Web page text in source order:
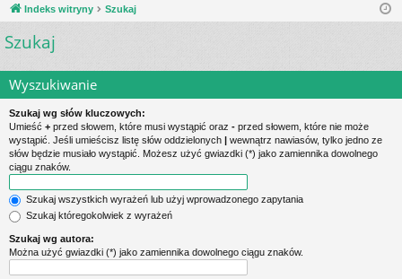
C
K
IN
K
S
a ej
Indeks witryny Szukaj
Szukaj
Wyszukiwanie
Szukaj wg słów kluczowych:
Umieść + przed słowem, które musi wystąpić oraz - przed słowem, które nie może
wystąpić. Jeśli umieścisz listę słów oddzielonych | wewnątrz nawiasów, tylko jedno ze
słów będzie musiało wystąpić. Możesz użyć gwiazdki (*) jako zamiennika dowolnego
ciągu znaków.
Szukaj wszystkich wyrażeń lub użyj wprowadzonego zapytania
Szukaj któregokolwiek z wyrażeń
Szukaj wg autora:
Można użyć gwiazdki (*) jako zamiennika dowolnego ciągu znaków.